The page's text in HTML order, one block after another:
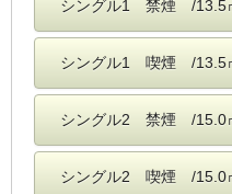
シングル1 禁煙 /13.5
シングル1 喫煙 /13.5
シングル2 禁煙 /15.0
シングル2 喫煙 /15.0